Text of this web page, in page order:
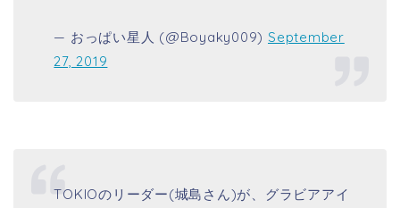
— おっぱい星人 (@Boyaky009) September
27, 2019
TOKIOのリーダー(城島さん)が、グラビアアイ